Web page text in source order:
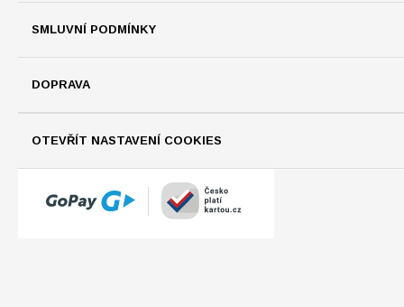
SMLUVNÍ PODMÍNKY
DOPRAVA
OTEVŘÍT NASTAVENÍ COOKIES